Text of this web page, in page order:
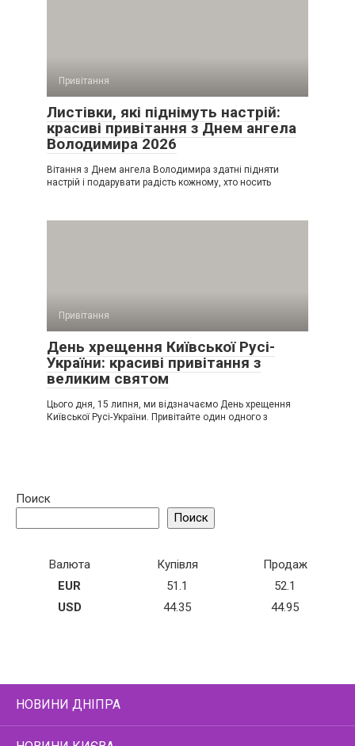
Привітання
Листівки, які піднімуть настрій:
красиві привітання з Днем ангела
Володимира 2026
Вітання з Днем ангела Володимира здатні підняти
настрій і подарувати радість кожному, хто носить
Привітання
День хрещення Київської Русі-
України: красиві привітання з
великим святом
Цього дня, 15 липня, ми відзначаємо День хрещення
Київської Русі-України. Привітайте один одного з
Поиск
Поиск
Валюта Купівля
Продаж
EUR
51.1
52.1
USD
44.35 44.95
НОВИНИ ДНІПРА